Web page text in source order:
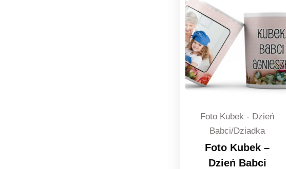
Foto Kubek - Dzień
Babci/Dziadka
Foto Kubek –
Dzień Babci